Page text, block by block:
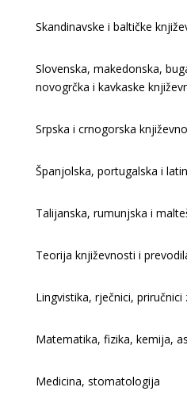
Skandinavske i baltičke
Slovenska, makedonska,
novogrčka i kavkaske
Srpska i crnogorska
Španjolska, portugalska i
Talijanska, rumunjska i
Teorija književnosti i
Lingvistika, rječnici,
Matematika, fizika, kemija,
Medicina, stomatologija